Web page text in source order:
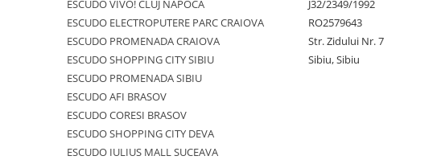
ESCUDO VIVO! CLUJ NAPOCA
ESCUDO ELECTROPUTERE PARC CRAIOVA
ESCUDO PROMENADA CRAIOVA
ESCUDO SHOPPING CITY SIBIU
ESCUDO PROMENADA SIBIU
ESCUDO AFI BRASOV
ESCUDO CORESI BRASOV
ESCUDO SHOPPING CITY DEVA
ESCUDO IULIUS MALL SUCEAVA
J32/2349/1992
RO2579643
Str. Zidului Nr. 7
Sibiu, Sibiu